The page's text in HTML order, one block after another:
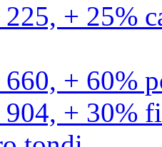
225, + 25%
660, + 60%
904, + 30%